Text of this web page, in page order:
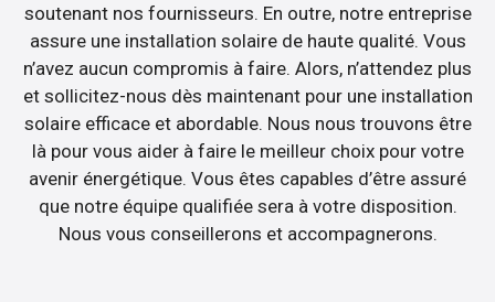
soutenant nos fournisseurs. En outre, notre entreprise
assure une installation solaire de haute qualité. Vous
n’avez aucun compromis à faire. Alors, n’attendez plus
et sollicitez-nous dès maintenant pour une installation
solaire efficace et abordable. Nous nous trouvons être
là pour vous aider à faire le meilleur choix pour votre
avenir énergétique. Vous êtes capables d’être assuré
que notre équipe qualifiée sera à votre disposition.
Nous vous conseillerons et accompagnerons.